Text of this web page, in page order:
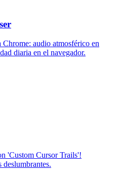
audio atmosférico en
diaria en el navegador.
'Custom Cursor Trails'!
deslumbrantes.